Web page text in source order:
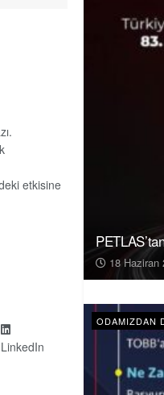
etkisine
LinkedIn
18 Haziran
ODAMIZDAN